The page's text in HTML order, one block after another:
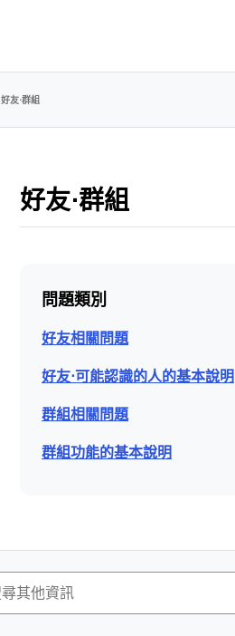
好友⋅群組
好友⋅群組
問題類別
好友相關問題
好友⋅可能認識的人的基本說明
群組相關問題
群組功能的基本說明